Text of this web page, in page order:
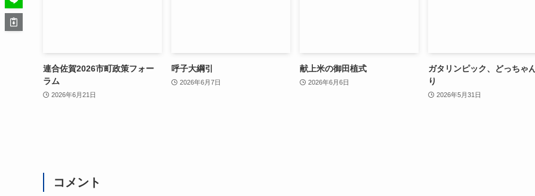
連合佐賀2026市町政策フォー
ラム
2026年6月21日
呼子大綱引
2026年6月7日
献上米の御田植式
2026年6月6日
ガタリンピック、どっちゃ
り
2026年5月31日
コメント